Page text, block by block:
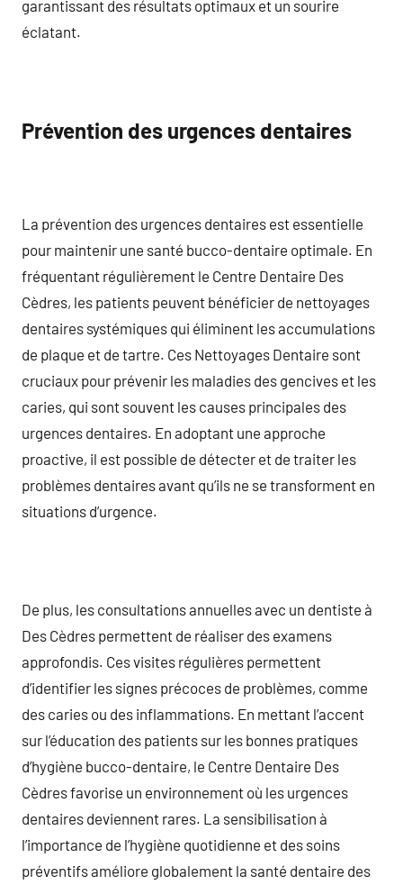
garantissant des résultats optimaux et un sourire
éclatant.
Prévention des urgences dentaires
La prévention des urgences dentaires est essentielle
pour maintenir une santé bucco-dentaire optimale. En
fréquentant régulièrement le Centre Dentaire Des
Cèdres, les patients peuvent bénéficier de nettoyages
dentaires systémiques qui éliminent les accumulations
de plaque et de tartre. Ces Nettoyages Dentaire sont
cruciaux pour prévenir les maladies des gencives et les
caries, qui sont souvent les causes principales des
urgences dentaires. En adoptant une approche
proactive, il est possible de détecter et de traiter les
problèmes dentaires avant qu’ils ne se transforment en
situations d’urgence.
De plus, les consultations annuelles avec un dentiste à
Des Cèdres permettent de réaliser des examens
approfondis. Ces visites régulières permettent
d’identifier les signes précoces de problèmes, comme
des caries ou des inflammations. En mettant l’accent
sur l’éducation des patients sur les bonnes pratiques
d’hygiène bucco-dentaire, le Centre Dentaire Des
Cèdres favorise un environnement où les urgences
dentaires deviennent rares. La sensibilisation à
l’importance de l’hygiène quotidienne et des soins
préventifs améliore globalement la santé dentaire des